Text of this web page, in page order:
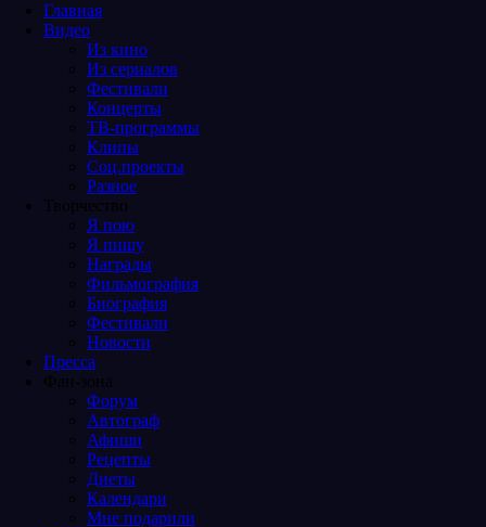
Главная
Видео
Из кино
Из сериалов
Фестивали
Концерты
ТВ-программы
Клипы
Соц.проекты
Разное
Творчество
Я пою
Я пишу
Награды
Фильмография
Биография
Фестивали
Новости
Пресса
Фан-зона
Форум
Автограф
Афиши
Рецепты
Диеты
Календари
Мне подарили